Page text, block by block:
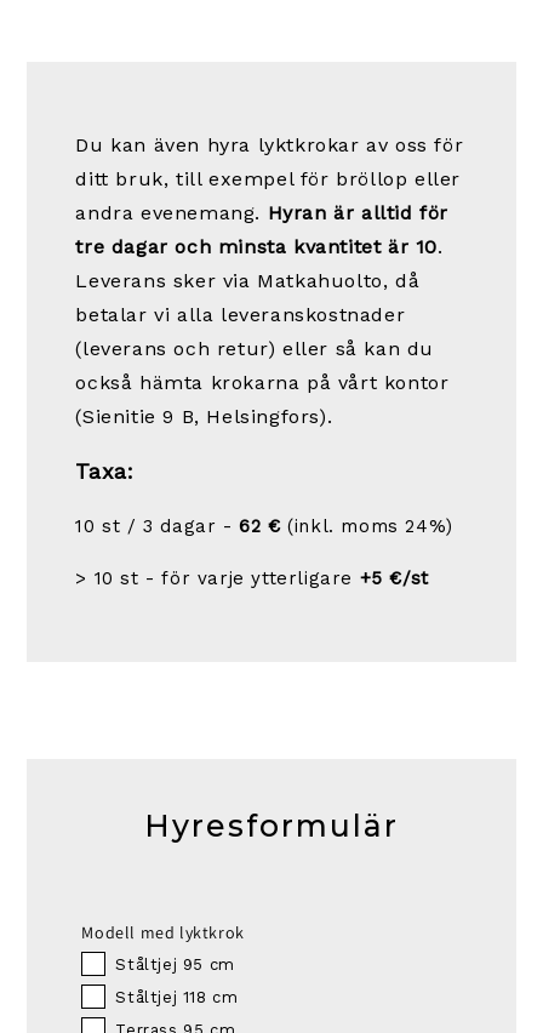
Du kan även hyra lyktkrokar av oss för
ditt bruk, till exempel för bröllop eller
andra evenemang. Hyran är alltid för
tre dagar och minsta kvantitet är 10.
Leverans sker via Matkahuolto, då
betalar vi alla leveranskostnader
(leverans och retur) eller så kan du
också hämta krokarna på vårt kontor
(Sienitie 9 B, Helsingfors).
Taxa:
10 st / 3 dagar -62 €(inkl. moms 24%)
> 10 st - för varje ytterligare +5 €/st
Hyresformulär
Modell med lyktkrok
Ståltjej 95 cm
Ståltjej 118 cm